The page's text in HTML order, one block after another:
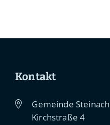
Kontakt
Gemeinde Steinach
Kirchstraße 4